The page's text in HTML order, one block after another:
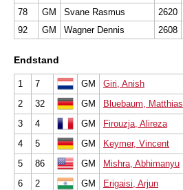
78
GM Svane Rasmus 2620
92
GM Wagner Dennis 2608
Endstand
1 7 GM Giri, Anish
2
32 GM Bluebaum, Matthias
3
4 GM Firouzja, Alireza
4
5 GM Keymer, Vincent
5
86 GM Mishra, Abhimanyu
6
2 GM Erigaisi, Arjun